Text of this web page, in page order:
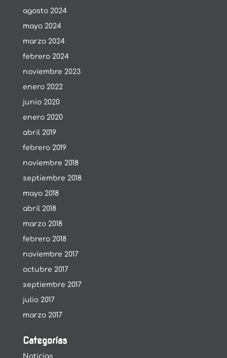
agosto 2024
mayo 2024
marzo 2024
febrero 2024
noviembre 2023
enero 2022
junio 2020
enero 2020
abril 2019
febrero 2019
noviembre 2018
septiembre 2018
mayo 2018
abril 2018
marzo 2018
febrero 2018
noviembre 2017
octubre 2017
septiembre 2017
julio 2017
marzo 2017
Categorías
Noticias